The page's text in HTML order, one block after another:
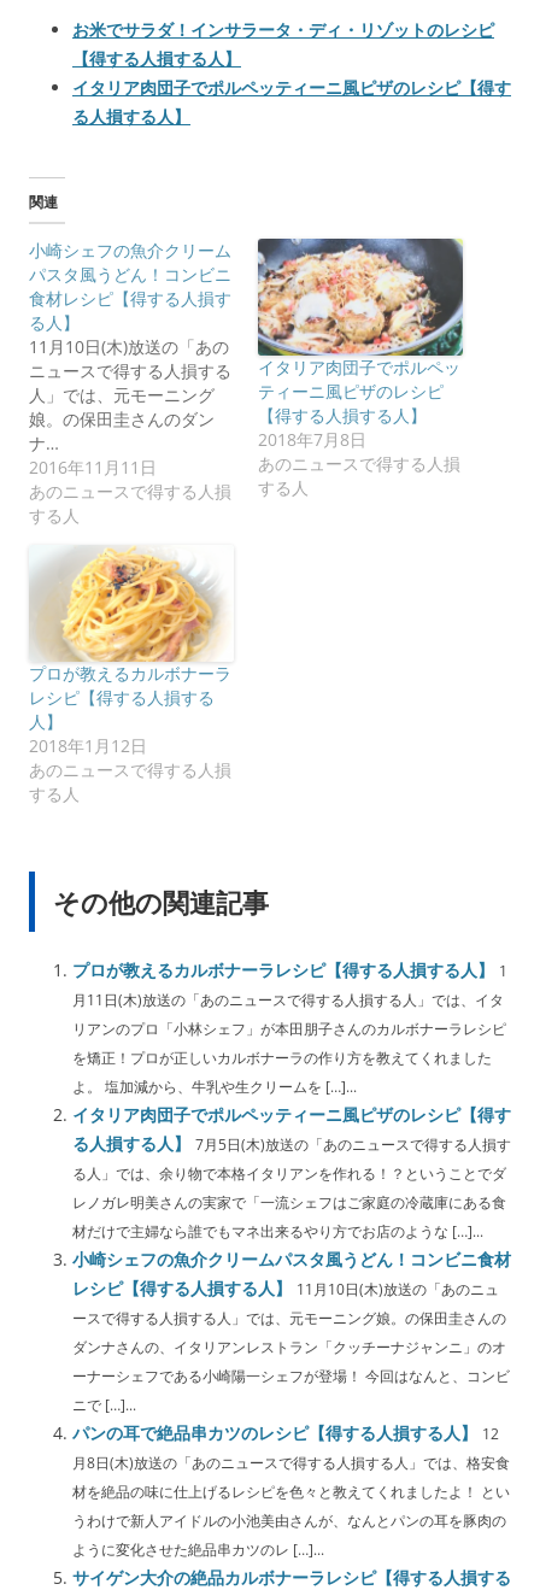
お米でサラダ！インサラータ・ディ・リゾットのレシピ
【得する人損する人】
イタリア肉団子でポルペッティーニ風ピザのレシピ【得す
る人損する人】
関連
小崎シェフの魚介クリーム
パスタ風うどん！コンビニ
食材レシピ【得する人損す
る人】
11月10日(木)放送の「あの
ニュースで得する人損する
人」では、元モーニング
娘。の保田圭さんのダン
ナ…
2016年11月11日
あのニュースで得する人損
する人
イタリア肉団子でポルペッ
ティーニ風ピザのレシピ
【得する人損する人】
2018年7月8日
あのニュースで得する人損
する人
プロが教えるカルボナーラ
レシピ【得する人損する
人】
2018年1月12日
あのニュースで得する人損
する人
その他の関連記事
プロが教えるカルボナーラレシピ【得する人損する人】
1
月11日(木)放送の「あのニュースで得する人損する人」では、イタ
リアンのプロ「小林シェフ」が本田朋子さんのカルボナーラレシピ
を矯正！プロが正しいカルボナーラの作り方を教えてくれました
よ。 塩加減から、牛乳や生クリームを […]...
イタリア肉団子でポルペッティーニ風ピザのレシピ【得す
る人損する人】
7月5日(木)放送の「あのニュースで得する人損す
る人」では、余り物で本格イタリアンを作れる！？ということでダ
レノガレ明美さんの実家で「一流シェフはご家庭の冷蔵庫にある食
材だけで主婦なら誰でもマネ出来るやり方でお店のような […]...
小崎シェフの魚介クリームパスタ風うどん！コンビニ食材
レシピ【得する人損する人】
11月10日(木)放送の「あのニュ
ースで得する人損する人」では、元モーニング娘。の保田圭さんの
ダンナさんの、イタリアンレストラン「クッチーナジャンニ」のオ
ーナーシェフである小崎陽一シェフが登場！ 今回はなんと、コンビ
ニで […]...
パンの耳で絶品串カツのレシピ【得する人損する人】
12
月8日(木)放送の「あのニュースで得する人損する人」では、格安食
材を絶品の味に仕上げるレシピを色々と教えてくれましたよ！ とい
うわけで新人アイドルの小池美由さんが、なんとパンの耳を豚肉の
ように変化させた絶品串カツのレ […]...
サイゲン大介の絶品カルボナーラレシピ【得する人損する